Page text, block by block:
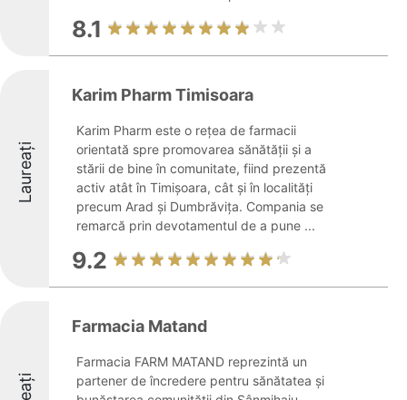
8.1
Laureați
Karim Pharm Timisoara
Karim Pharm este o rețea de farmacii
orientată spre promovarea sănătății și a
stării de bine în comunitate, fiind prezentă
activ atât în Timișoara, cât și în localități
precum Arad și Dumbrăvița. Compania se
remarcă prin devotamentul de a pune ...
9.2
Farmacia Matand
Farmacia FARM MATAND reprezintă un
partener de încredere pentru sănătatea și